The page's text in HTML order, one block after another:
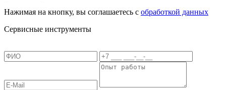
Нажимая на кнопку, вы соглашаетесь с обработкой данных
Сервисные инструменты